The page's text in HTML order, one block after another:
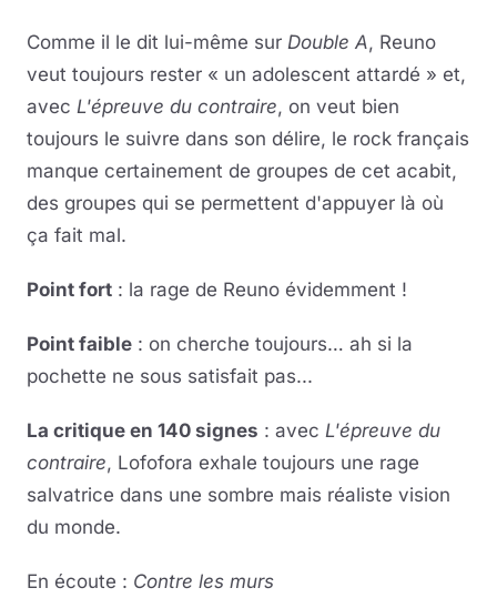
Comme il le dit lui-même sur Double A, Reuno
veut toujours rester « un adolescent attardé » et,
avec L'épreuve du contraire, on veut bien
toujours le suivre dans son délire, le rock français
manque certainement de groupes de cet acabit,
des groupes qui se permettent d'appuyer là où
ça fait mal.
Point fort : la rage de Reuno évidemment !
Point faible : on cherche toujours… ah si la
pochette ne sous satisfait pas...
La critique en 140 signes : avec L'épreuve du
contraire, Lofofora exhale toujours une rage
salvatrice dans une sombre mais réaliste vision
du monde.
En écoute : Contre les murs